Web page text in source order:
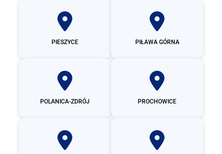
PIESZYCE PIŁAWA GÓRNA
POLANICA-ZDRÓJ PROCHOWICE